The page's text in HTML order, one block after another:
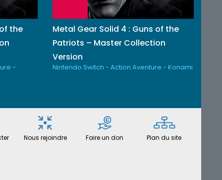
the
-
Metal Gear Solid 4 : Guns of the
Patriots – Master Collection
Version
Nintendo Switch - Action Aventure - Konami
Nous rejoindre Faire un don Plan du site